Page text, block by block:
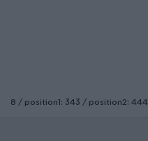
8 / position1: 343 / position2: 444